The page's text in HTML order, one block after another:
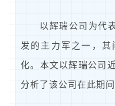
以辉瑞公司为代
发的主力军之一，
化。本文以辉瑞公司
分析了该公司在此期